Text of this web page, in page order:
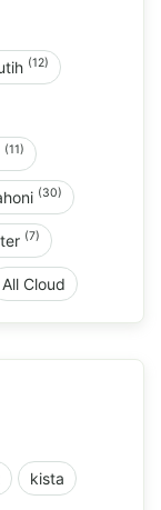
(12)
(11)
(30)
(7)
All Cloud
kista